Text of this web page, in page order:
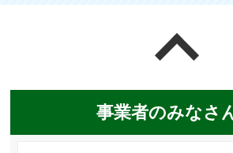
事業者のみなさ